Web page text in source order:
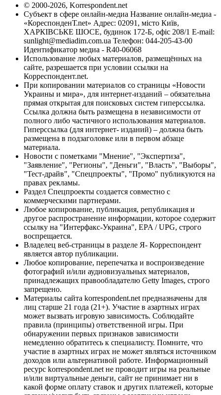
© 2000-2026, Korrespondent.net
Субъект в сфере онлайн-медиа Название онлайн-медиа -
«КореспонденТ.net» Адрес: 02091, місто Київ,
ХАРКІВСЬКЕ ШОСЕ, будинок 172-Б, офіс 208/1 E-mail:
sunlight@mediadim.com.ua Телефон: 044-205-43-00
Идентификатор медиа - R40-06068
Использование любых материалов, размещённых на
сайте, разрешается при условии ссылки на
Корреспондент.net.
При копировании материалов со страницы «Новости
Украины и мира», для интернет-изданий – обязательна
прямая открытая для поисковых систем гиперссылка.
Ссылка должна быть размещена в независимости от
полного либо частичного использования материалов.
Гиперссылка (для интернет- изданий) – должна быть
размещена в подзаголовке или в первом абзаце
материала.
Новости с пометками "Мнение", "Экспертиза",
"Заявление", "Регионы", "Деньги", "Власть", "Выборы",
"Тест-драйв", "Спецпроекты", "Промо" публикуются на
правах рекламы.
Раздел Спецпроекты создается совместно с
коммерческими партнерами.
Любое копирование, публикация, републикация и
другое распространение информации, которое содержит
ссылку на "Интерфакс-Украина", EPA / UPG, строго
воспрещается.
Владелец веб-страницы в разделе Я- Корреспондент
является автор публикации.
Любое копирование, перепечатка и воспроизведение
фотографий и/или аудиовизуальных материалов,
принадлежащих правообладателю Getty Images, строго
запрещено.
Материалы сайта korrespondent.net предназначены для
лиц старше 21 года (21+). Участие в азартных играх
может вызвать игровую зависимость. Соблюдайте
правила (принципы) ответственной игры. При
обнаружении первых признаков зависимости
немедленно обратитесь к специалисту. Помните, что
участие в азартных играх не может являться источником
доходов или альтернативой работе. Информационный
ресурс korrespondent.net не проводит игры на реальные
и/или виртуальные деньги, сайт не принимает ни в
какой форме оплату ставок и других платежей, которые